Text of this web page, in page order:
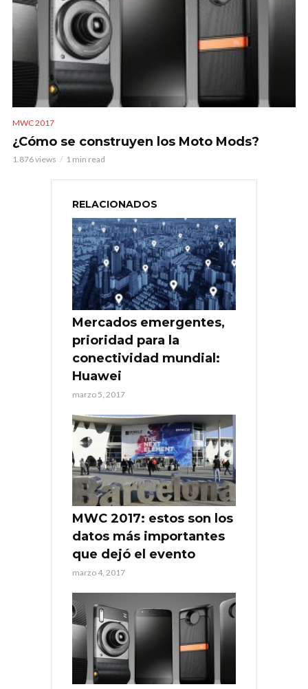
MWC 2017
¿Cómo se construyen los Moto Mods?
1.876 views 1 min read
RELACIONADOS
Mercados emergentes,
prioridad para la
conectividad mundial:
Huawei
marzo 5, 2017
MWC 2017: estos son los
datos más importantes
que dejó el evento
marzo 4, 2017